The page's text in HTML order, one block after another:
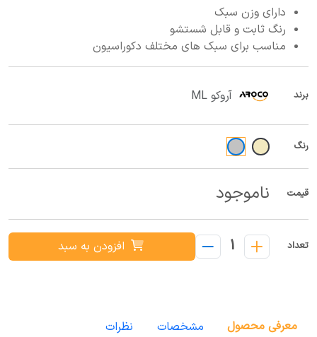
دارای وزن سبک
رنگ ثابت و قابل شستشو
مناسب برای سبک های مختلف دکوراسیون
برند آروکو ML
رنگ
قیمت ناموجود
تعداد 1 افزودن به سبد
معرفی محصول مشخصات نظرات